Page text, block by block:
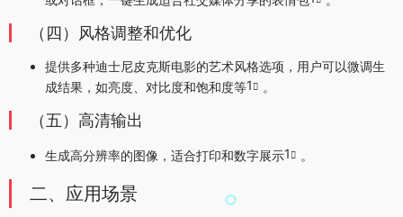
（四）风格调整和优化
提供多种迪士尼皮克斯电影的艺术风格选项，用户可以微调生
成结果，如亮度、对比度和饱和度等1 。
（五）高清输出
生成高分辨率的图像，适合打印和数字展示1 。
二、应用场景